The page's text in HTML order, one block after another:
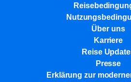
Über uns
Karriere​
Reise
Presse
Erklärung zur